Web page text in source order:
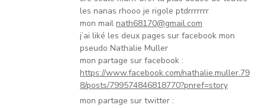
les nanas rhooo je rigole ptdrrrrrrr
mon mail nath68170@gmail.com
j’ai liké les deux pages sur facebook mon
pseudo Nathalie Muller
mon partage sur facebook :
https://www.facebook.com/nathalie.muller.79
8/posts/799574846818770?pnref=story
mon partage sur twitter :